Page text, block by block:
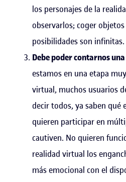
los personajes de la
observarlos; coger
posibilidades son infinitas.
Debe poder contarnos
estamos en una etapa
virtual, muchos usuarios
decir todos, ya saben qué
quieren participar en
cautiven. No quieren
realidad virtual los
más emocional con el